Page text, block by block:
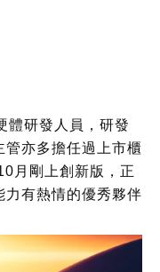
體研發人員，研發
管亦多擔任過上市櫃
月剛上創新版，正
力有熱情的優秀夥伴